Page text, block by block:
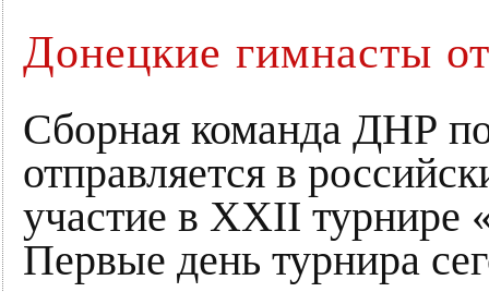
Донецкие гимнасты
Сборная команда ДНР
отправляется в
участие в XXII
Первые день турнира